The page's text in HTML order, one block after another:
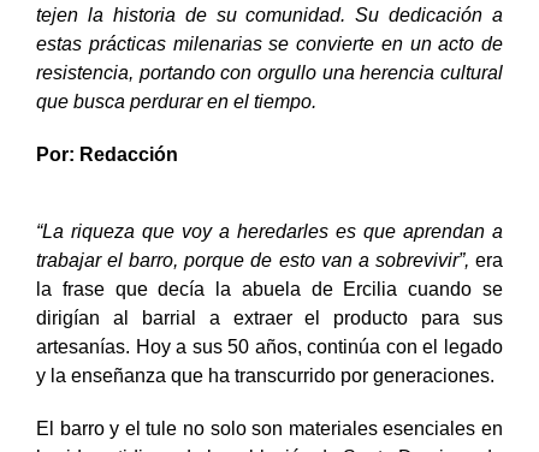
tejen la historia de su comunidad. Su dedicación a
estas prácticas milenarias se convierte en un acto de
resistencia, portando con orgullo una herencia cultural
que busca perdurar en el tiempo.
Por: Redacción
“La riqueza que voy a heredarles es que aprendan a
trabajar el barro, porque de esto van a sobrevivir”, era
la frase que decía la abuela de Ercilia cuando se
dirigían al barrial a extraer el producto para sus
artesanías. Hoy a sus 50 años, continúa con el legado
y la enseñanza que ha transcurrido por generaciones.
El barro y el tule no solo son materiales esenciales en